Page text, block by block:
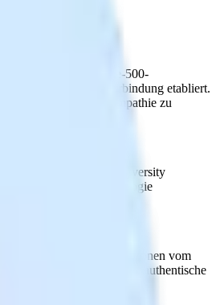
und Fortune-500-
in menschlicher Verbindung etabliert.
mit Präzision und Empathie zu
für seine Expertise in Diversity
zeigt, wie Technologie
rekrutiert und Positionen vom
ihr wertvolle Einblicke in authentische